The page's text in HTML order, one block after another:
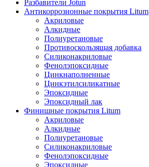
Разбавители Jotun
Антикоррозионные покрытия Litum
Акриловые
Алкидные
Полиуретановые
Противоскользящая добавка
Силиконакриловые
Фенолэпоксидные
Цинкнаполненные
Цинкэтилсиликатные
Эпоксидные
Эпоксидный лак
Финишные покрытия Litum
Акриловые
Алкидные
Полиуретановые
Силиконакриловые
Фенолэпоксидные
Эпоксидные